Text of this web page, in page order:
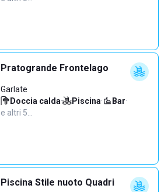
Pratogrande Frontelago
Garlate
Doccia calda· Piscina· Bar·
e altri 5…
Piscina Stile nuoto Quadri